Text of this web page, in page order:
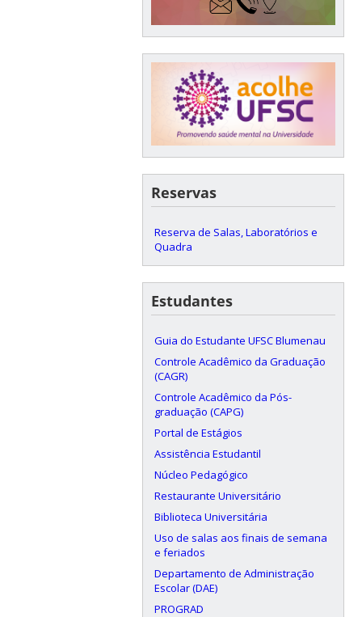
Reservas
Reserva de Salas, Laboratórios e
Quadra
Estudantes
Guia do Estudante UFSC Blumenau
Controle Acadêmico da Graduação
(CAGR)
Controle Acadêmico da Pós-
graduação (CAPG)
Portal de Estágios
Assistência Estudantil
Núcleo Pedagógico
Restaurante Universitário
Biblioteca Universitária
Uso de salas aos finais de semana
e feriados
Departamento de Administração
Escolar (DAE)
PROGRAD